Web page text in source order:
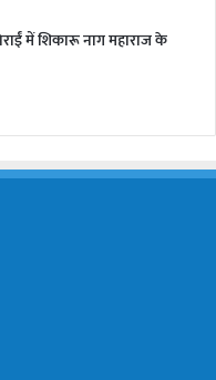
में शिकारू नाग महाराज के